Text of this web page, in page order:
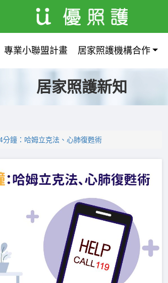
專業小聯盟計畫 居家照護機構合作
居家照護新知
鐘：哈姆立克法、心肺復甦術